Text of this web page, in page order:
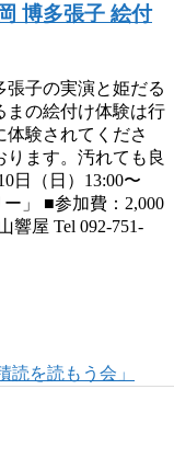
博多張子 絵付
子の実演と姫だる
まの絵付け体験は行
験されてくださ
ます。汚れても良
日（日）13:00〜
」 ■参加費：2,000
響屋 Tel 092-751-
読を読もう会」